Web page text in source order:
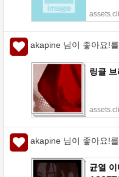
akapine 님이 좋아요!
링클
akapine 님이 좋아요!
균열